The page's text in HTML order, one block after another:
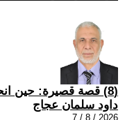
(8) قصة قصيرة: حين انحنت العصا
داود سلمان عجاج
2026 / 8 / 7